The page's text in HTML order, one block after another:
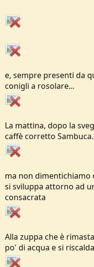
e, sempre presenti da
conigli a rosolare...
La mattina, dopo la
caffè corretto
ma non dimentichiamo
si sviluppa attorno ad
consacrata
Alla zuppa che è
po' di acqua e si